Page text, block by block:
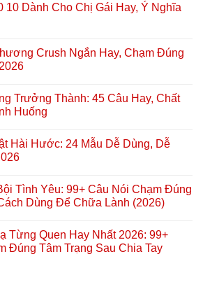
10 Dành Cho Chị Gái Hay, Ý Nghĩa
Crush Ngắn Hay, Chạm Đúng
Trưởng Thành: 45 Câu Hay, Chất
Huống
Hài Hước: 24 Mẫu Dễ Dùng, Dễ
Tình Yêu: 99+ Câu Nói Chạm Đúng
Dùng Để Chữa Lành (2026)
Từng Quen Hay Nhất 2026: 99+
Đúng Tâm Trạng Sau Chia Tay